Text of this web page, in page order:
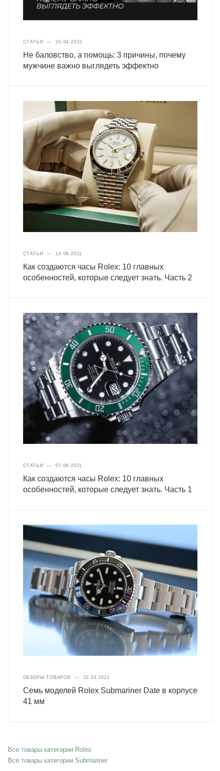
СТАТЬИ — 20.04.2023
Не баловство, а помощь: 3 причины, почему
мужчине важно выглядеть эффектно
СТАТЬИ — 14.09.2021
Как создаются часы Rolex: 10 главных
особенностей, которые следует знать. Часть 2
СТАТЬИ — 07.09.2021
Как создаются часы Rolex: 10 главных
особенностей, которые следует знать. Часть 1
ОБЗОРЫ ТОВАРОВ — 22.03.2021
Семь моделей Rolex Submariner Date в корпусе
41 мм
Все товары категории Rolex
Все товары категории Submariner